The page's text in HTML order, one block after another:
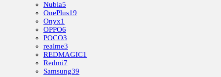
Nubia5
OnePlus19
Onyx1
OPPO6
POCO3
realme3
REDMAGIC1
Redmi7
Samsung39